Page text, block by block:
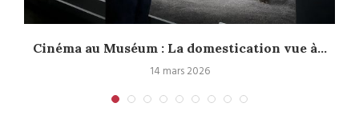
Cinéma au Muséum : La domestication vue à...
14 mars 2026